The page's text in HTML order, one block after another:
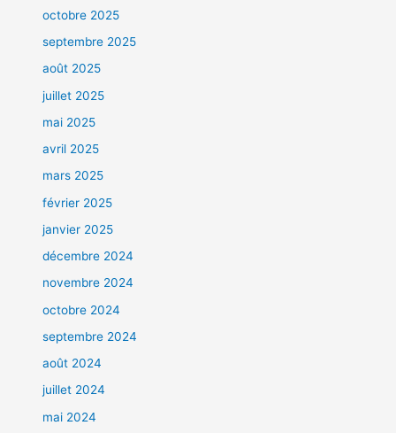
octobre 2025
septembre 2025
août 2025
juillet 2025
mai 2025
avril 2025
mars 2025
février 2025
janvier 2025
décembre 2024
novembre 2024
octobre 2024
septembre 2024
août 2024
juillet 2024
mai 2024